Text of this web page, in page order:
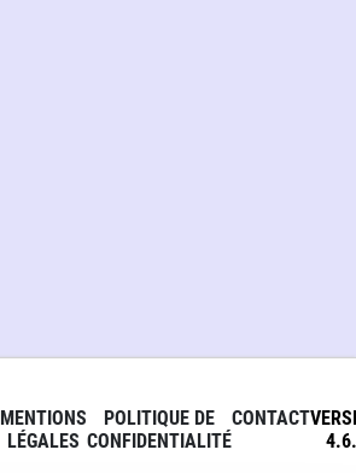
MENTIONS
LÉGALES
POLITIQUE DE
CONFIDENTIALITÉ
CONTACT